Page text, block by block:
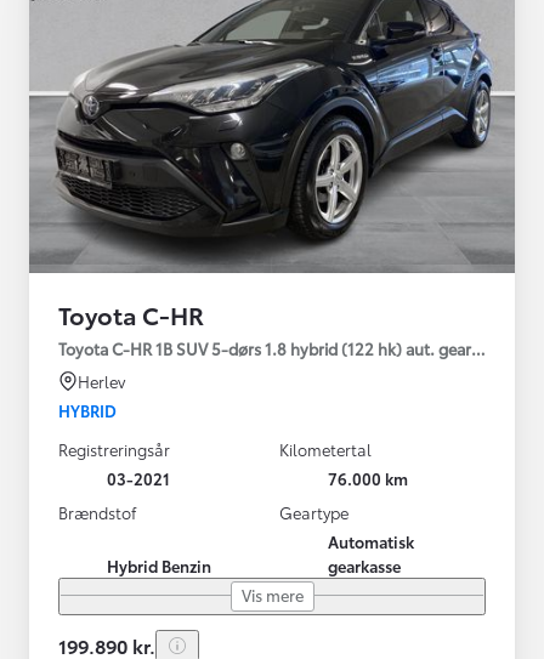
Toyota C-HR
Toyota C-HR 1B SUV 5-dørs 1.8 hybrid (122 hk) aut. gear C-LUB -
Herlev
HYBRID
Registreringsår
03-2021
Kilometertal
76.000 km
Brændstof
Hybrid Benzin
Geartype
Automatisk
gearkasse
Vis mere
199.890 kr.